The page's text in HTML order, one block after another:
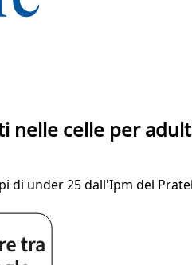
celle per
di under 25 dall'Ipm del